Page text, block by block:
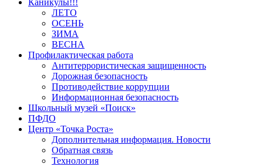
ЛЕТО
ОСЕНЬ
ЗИМА
ВЕСНА
Профилактическая работа
Антитеррористическая защищенность
Дорожная безопасность
Противодействие коррупции
Информационная безопасность
Школьный музей «Поиск»
ПФДО
Центр «Точка Роста»
Дополнительная информация. Новости
Обратная связь
Технология